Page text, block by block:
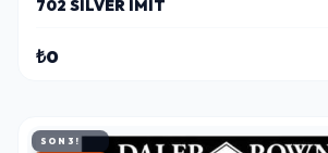
702 SILVER IMIT
₺0
SON 3!